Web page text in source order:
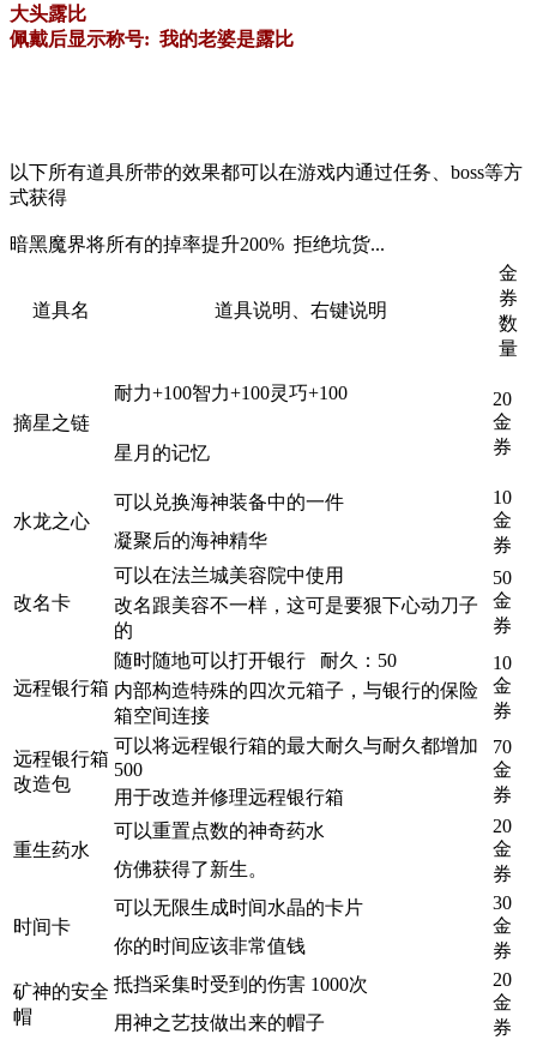
大头露比
佩戴后显示称号: 我的老婆是露比
以下所有道具所带的效果都可以在游戏内通过任务、boss等方
式获得
暗黑魔界将所有的掉率提升200% 拒绝坑货...
道具名 道具说明、右键说明
金
券
数
量
摘星之链
耐力+100智力+100灵巧+100
20
金
券
星月的记忆
水龙之心
可以兑换海神装备中的一件
10
金
券
凝聚后的海神精华
改名卡
可以在法兰城美容院中使用
50
金
券
改名跟美容不一样，这可是要狠下心动刀子
的
远程银行箱
随时随地可以打开银行 耐久：50
10
金
券
内部构造特殊的四次元箱子，与银行的保险
箱空间连接
远程银行箱
改造包
可以将远程银行箱的最大耐久与耐久都增加
500
70
金
券
用于改造并修理远程银行箱
重生药水
可以重置点数的神奇药水
20
金
券
仿佛获得了新生。
时间卡
可以无限生成时间水晶的卡片
30
金
券
你的时间应该非常值钱
矿神的安全
帽
抵挡采集时受到的伤害 1000次
20
金
券
用神之艺技做出来的帽子